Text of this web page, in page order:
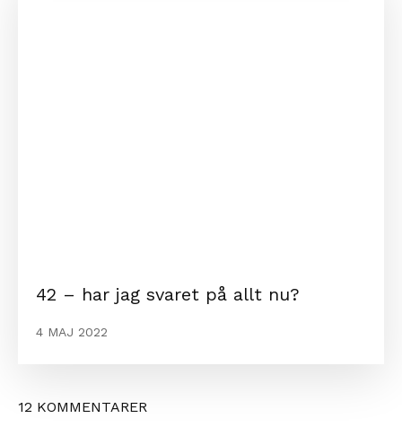
42 – har jag svaret på allt nu?
4 MAJ 2022
12 KOMMENTARER